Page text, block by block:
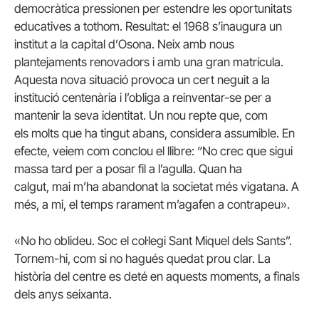
democràtica pressionen per estendre les oportunitats
educatives a tothom. Resultat: el 1968 s’inaugura un
institut a la capital d’Osona. Neix amb nous
plantejaments renovadors i amb una gran matrícula.
Aquesta nova situació provoca un cert neguit a la
institució centenària i l’obliga a reinventar-se per a
mantenir la seva identitat. Un nou repte que, com
els molts que ha tingut abans, considera assumible. En
efecte, veiem com conclou el llibre: “No crec que sigui
massa tard per a posar fil a l’agulla. Quan ha
calgut, mai m’ha abandonat la societat més vigatana. A
més, a mi, el temps rarament m’agafen a contrapeu».
«No ho oblideu. Soc el col·legi Sant Miquel dels Sants”.
Tornem-hi, com si no hagués quedat prou clar. La
història del centre es deté en aquests moments, a finals
dels anys seixanta.